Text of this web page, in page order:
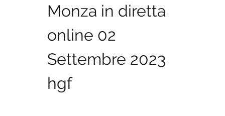
Monza in diretta
online 02
Settembre 2023
hgf